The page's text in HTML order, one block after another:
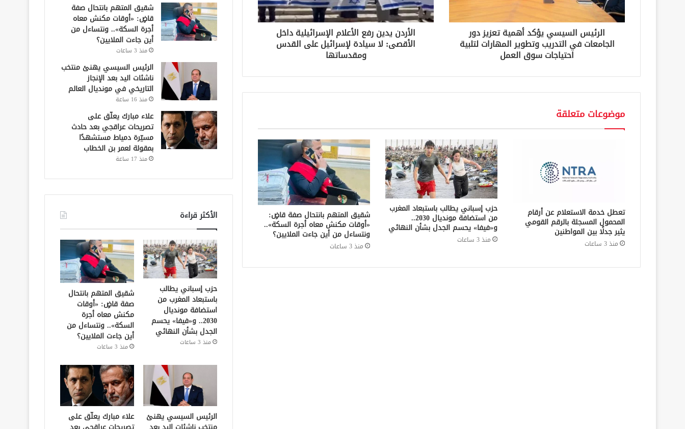
و
ن
الرئيس السيسي يؤكد أهمية تعزيز دور
الجامعات في التدريب وتطوير المهارات لتلبية
احتياجات سوق العمل
الأردن يدين رفع الأعلام الإسرائيلية داخل
الأقصى: لا سيادة لإسرائيل على القدس
ومقدساتها
موضوعات متعلقة
تعطل خدمة الاستعلام عن أرقام
المحمول المسجلة بالرقم القومي
يثير جدلًا بين المواطنين
منذ 3 ساعات
حزب إسباني يطالب باستبعاد المغرب
من استضافة مونديال 2030..
و«فيفا» يحسم الجدل بشأن النهائي
منذ 3 ساعات
شقيق المتهم بانتحال صفة قاضٍ:
«أوقات مكنش معاه أجرة السكة»..
ونتساءل من أين جاءت الملايين؟
منذ 3 ساعات
شقيق المتهم بانتحال صفة
قاضٍ: «أوقات مكنش معاه
أجرة السكة».. ونتساءل من
أين جاءت الملايين؟
منذ 3 ساعات
الرئيس السيسي يهنئ منتخب
ناشئات اليد بعد الإنجاز
التاريخي في مونديال العالم
منذ 16 ساعة
علاء مبارك يعلّق على
تصريحات عراقجي بعد حادث
مسيّرة دمياط مستشهدًا
بمقولة لعمر بن الخطاب
منذ 17 ساعة
الأكثر قراءة
حزب إسباني يطالب
باستبعاد المغرب من
استضافة مونديال
2030.. و«فيفا» يحسم
الجدل بشأن النهائي
منذ 3 ساعات
شقيق المتهم بانتحال
صفة قاضٍ: «أوقات
مكنش معاه أجرة
السكة».. ونتساءل من
أين جاءت الملايين؟
منذ 3 ساعات
الرئيس السيسي يهنئ علاء مبارك يعلّق على